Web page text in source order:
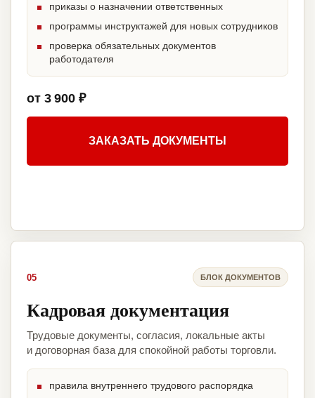
приказы о назначении ответственных
программы инструктажей для новых сотрудников
проверка обязательных документов
работодателя
от 3 900 ₽
ЗАКАЗАТЬ ДОКУМЕНТЫ
05 БЛОК ДОКУМЕНТОВ
Кадровая документация
Трудовые документы, согласия, локальные акты
и договорная база для спокойной работы торговли.
правила внутреннего трудового распорядка